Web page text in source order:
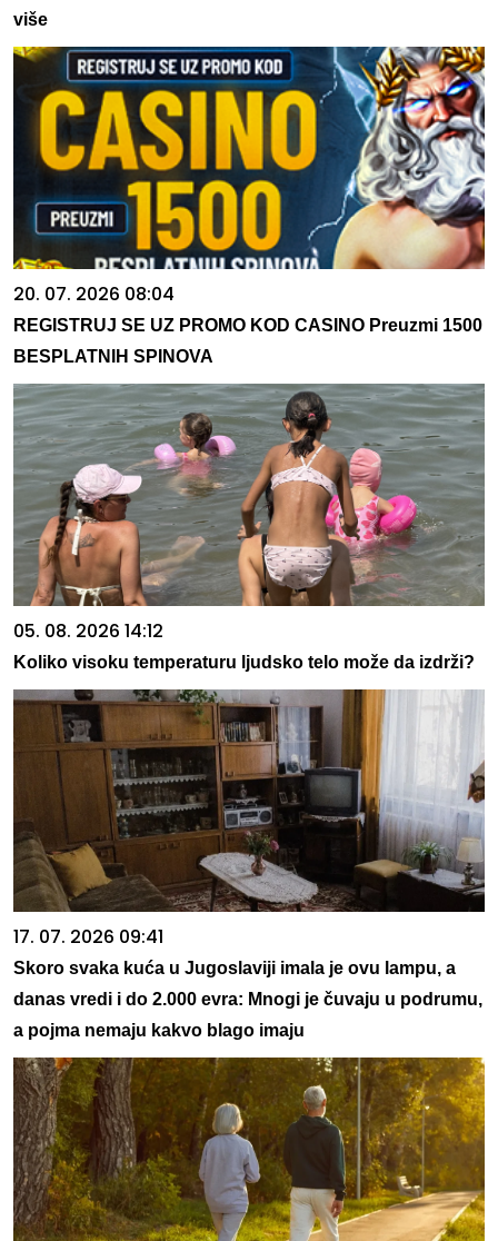
više
20. 07. 2026 08:04
REGISTRUJ SE UZ PROMO KOD CASINO Preuzmi 1500
BESPLATNIH SPINOVA
05. 08. 2026 14:12
Koliko visoku temperaturu ljudsko telo može da izdrži?
17. 07. 2026 09:41
Skoro svaka kuća u Jugoslaviji imala je ovu lampu, a
danas vredi i do 2.000 evra: Mnogi je čuvaju u podrumu,
a pojma nemaju kakvo blago imaju